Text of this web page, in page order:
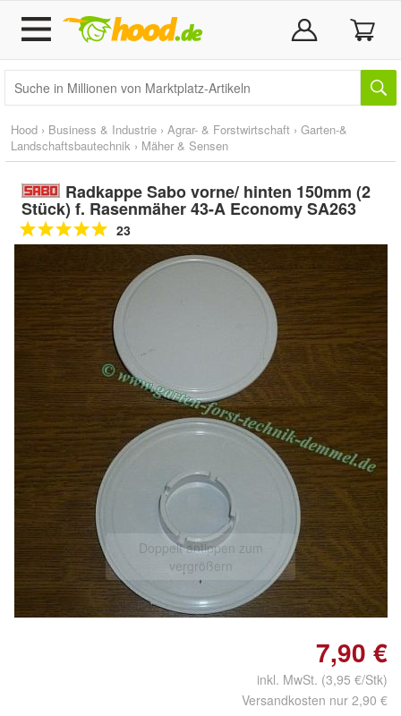
Hood › Business & Industrie › Agrar- & Forstwirtschaft › Garten-&
Landschaftsbautechnik › Mäher & Sensen
Radkappe Sabo vorne/ hinten 150mm (2
Stück) f. Rasenmäher 43-A Economy SA263
23
Doppelt antippen zum
vergrößern
7,90 €
inkl. MwSt. (3,95 €/Stk)
Versandkosten nur 2,90 €